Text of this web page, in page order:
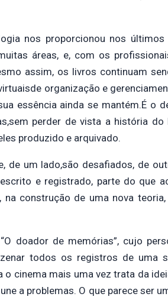
nos proporcionou nos
áreas, e, com os
assim, os livros continuam
organização e
essência ainda se mantém.É o
perder de vista a história
produzido e arquivado.
de um lado,são desafiados, de
e registrado, parte do que
construção de uma nova teoria,
doador de memórias”, cujo
todos os registros de uma
o cinema mais uma vez trata da
a problemas. O que parece ser